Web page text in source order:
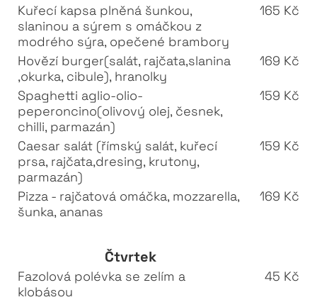
Kuřecí kapsa plněná šunkou,
slaninou a sýrem s omáčkou z
modrého sýra, opečené brambory
165 Kč
Hovězí burger(salát, rajčata,slanina
,okurka, cibule), hranolky
169 Kč
Spaghetti aglio-olio-
peperoncino(olivový olej, česnek,
chilli, parmazán)
159 Kč
Caesar salát (římský salát, kuřecí
prsa, rajčata,dresing, krutony,
parmazán)
159 Kč
Pizza - rajčatová omáčka, mozzarella,
šunka, ananas
169 Kč
Čtvrtek
Fazolová polévka se zelím a
klobásou
45 Kč